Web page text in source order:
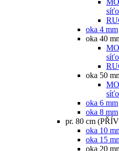
oka 4 mm
oka 40
oka 50
oka 6 mm
oka 8 mm
pr. 80 cm
oka 10
oka 15
oka 20